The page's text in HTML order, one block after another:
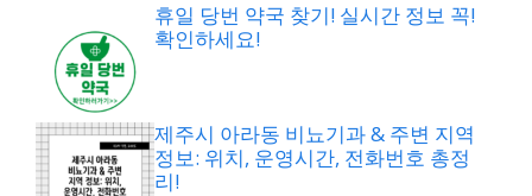
휴일 당번 약국 찾기! 실시간 정보 꼭!
확인하세요!
제주시 아라동 비뇨기과 & 주변 지역
정보: 위치, 운영시간, 전화번호 총정
리!